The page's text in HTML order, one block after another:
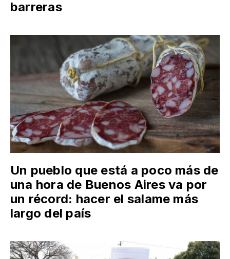
barreras
Un pueblo que está a poco más de
una hora de Buenos Aires va por
un récord: hacer el salame más
largo del país